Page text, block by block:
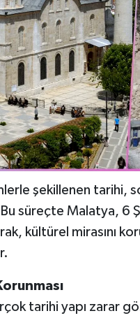
şekillenen tarihi,
Bu süreçte Malatya,
kültürel mirasını
tarihi yapı zarar